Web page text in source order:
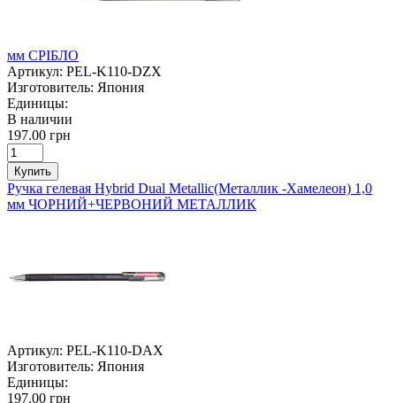
мм СРІБЛО
Артикул: PEL-K110-DZX
Изготовитель: Япония
Единицы:
В наличии
197.00 грн
Купить
Ручка гелевая Hybrid Dual Metallic(Металлик -Хамелеон) 1,0
мм ЧОРНИЙ+ЧЕРВОНИЙ МЕТАЛЛИК
Артикул: PEL-K110-DAX
Изготовитель: Япония
Единицы:
197.00 грн